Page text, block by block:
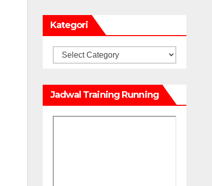
Kategori
Kategori
Jadwal Training Running